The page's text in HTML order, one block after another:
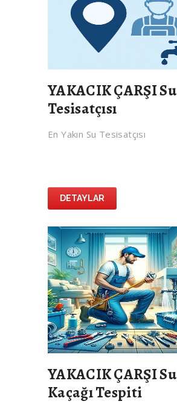
YAKACIK ÇARŞI Su
Tesisatçısı
En Yakın Su Tesisatçısı
DETAYLAR
YAKACIK ÇARŞI Su
Kaçağı Tespiti